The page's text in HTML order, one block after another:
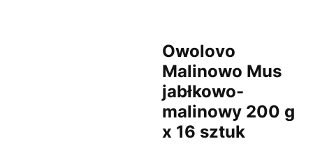
Owolovo
Malinowo Mus
jabłkowo-
malinowy 200 g
x 16 sztuk